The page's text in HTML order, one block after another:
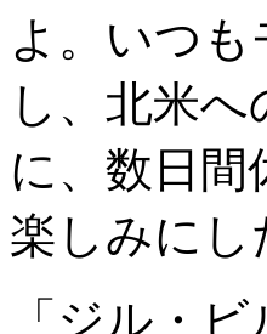
よ。いつ
し、北米
に、数日
楽しみにし
「ジル・